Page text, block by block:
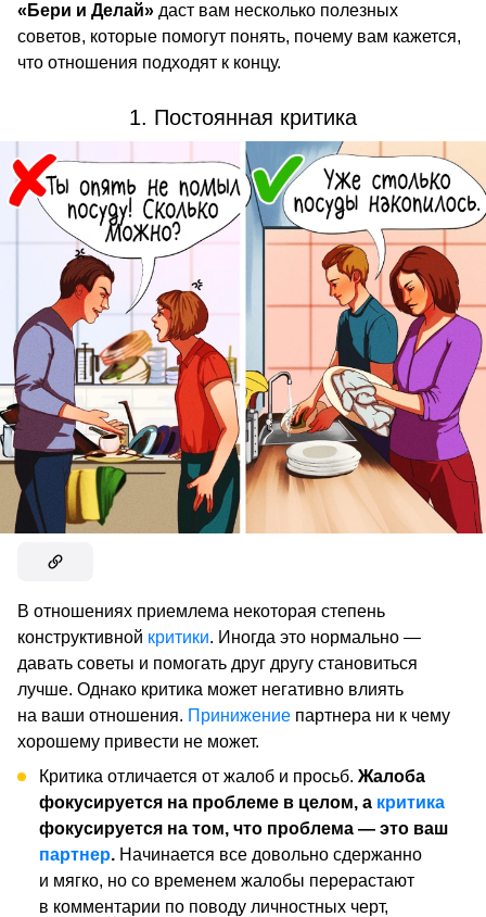
«Бери и Делай» даст вам несколько полезных
советов, которые помогут понять, почему вам кажется,
что отношения подходят к концу.
1. Постоянная критика
В отношениях приемлема некоторая степень
конструктивной критики. Иногда это нормально —
давать советы и помогать друг другу становиться
лучше. Однако критика может негативно влиять
на ваши отношения. Принижение партнера ни к чему
хорошему привести не может.
Критика отличается от жалоб и просьб. Жалоба
фокусируется на проблеме в целом, а критика
фокусируется на том, что проблема — это ваш
партнер. Начинается все довольно сдержанно
и мягко, но со временем жалобы перерастают
в комментарии по поводу личностных черт,